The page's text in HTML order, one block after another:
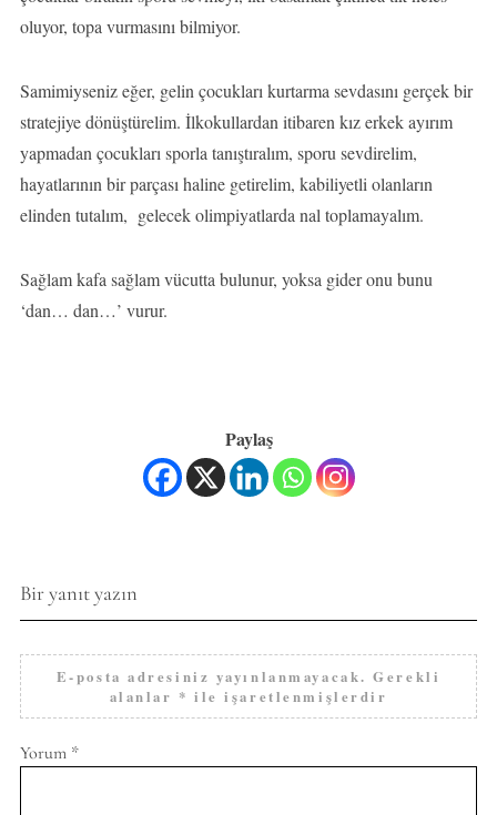
oluyor, topa vurmasını bilmiyor.
Samimiyseniz eğer, gelin çocukları kurtarma sevdasını gerçek bir
stratejiye dönüştürelim. İlkokullardan itibaren kız erkek ayırım
yapmadan çocukları sporla tanıştıralım, sporu sevdirelim,
hayatlarının bir parçası haline getirelim, kabiliyetli olanların
elinden tutalım, gelecek olimpiyatlarda nal toplamayalım.
Sağlam kafa sağlam vücutta bulunur, yoksa gider onu bunu
‘dan… dan…’ vurur.
Paylaş
Bir yanıt yazın
E-posta adresiniz yayınlanmayacak. Gerekli
alanlar * ile işaretlenmişlerdir
Yorum *